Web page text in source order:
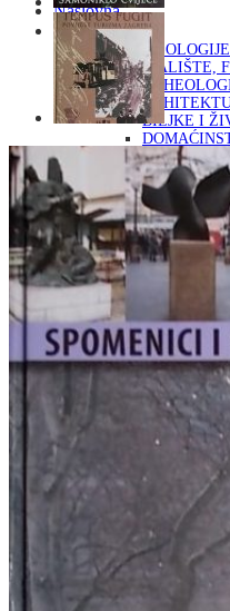
Naslovna
KNJIGE
OD ARHEOLOGIJE
DO KAZALIŠTE,
BILJKE I
GLAZBENA
OD KNJIŽEVNOST
DO RELIGIJA
LIKOVNA
POVIJEST
PRIRODNE
RAZNO
RELIGIJA
OD RJEČNIKA
DO ZEMLJOVIDA
RJEČNICI,
ŠAH
SPORT
STRIPOVI
TEHNIČKE
TEORIJA I